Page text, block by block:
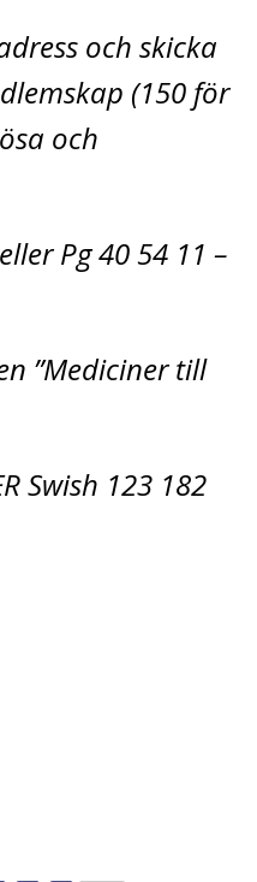
och skicka
(150 för
och
Pg 40 54 11 –
”Mediciner till
Swish 123 182